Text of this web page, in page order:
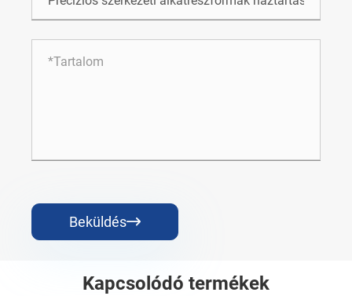
Beküldés
Kapcsolódó termékek